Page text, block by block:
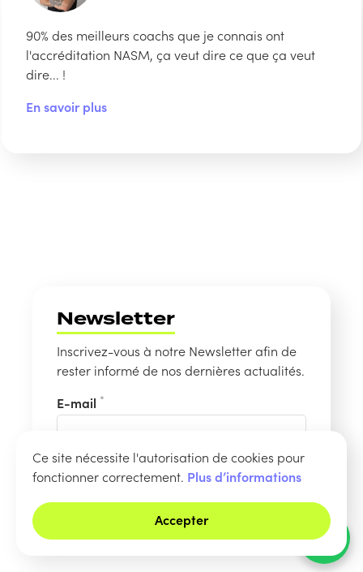
90% des meilleurs coachs que je connais ont
l'accréditation NASM, ça veut dire ce que ça veut
dire... !
En savoir plus
Newsletter
Inscrivez-vous à notre Newsletter afin de
rester informé de nos dernières actualités.
E-mail *
S’inscrire ›
Une question ?Besoin d'aide ?
Ce site nécessite l'autorisation de cookies pour
fonctionner correctement. Plus d’informations
Accepter